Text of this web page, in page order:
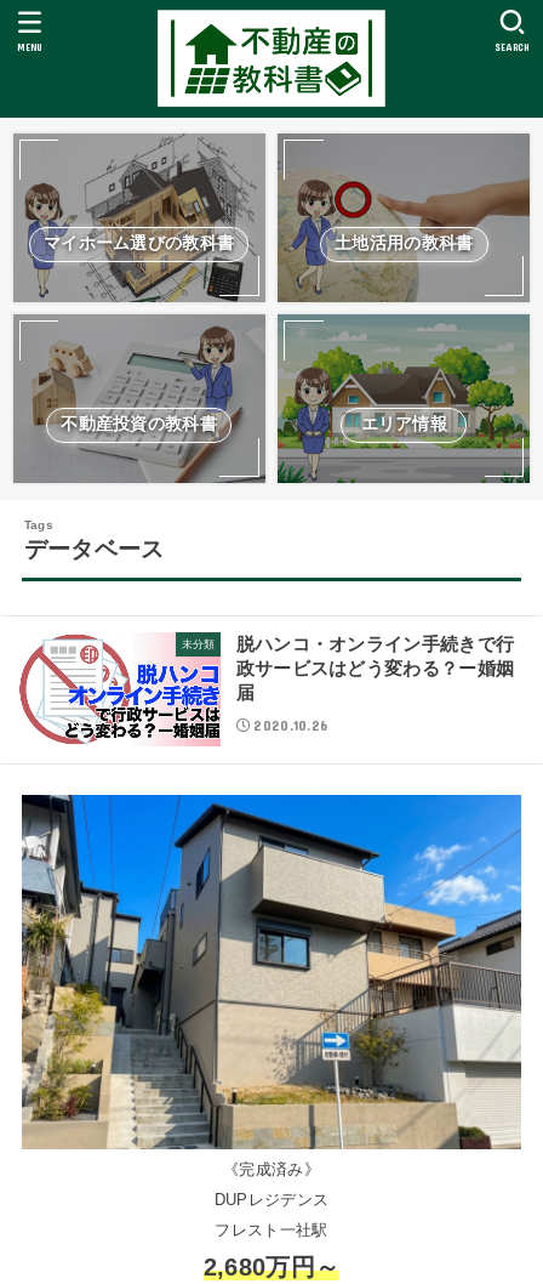
SEARCH
MENU
マイホーム選びの教科書 土地活用の教科書
不動産投資の教科書 エリア情報
データベース
未分類
脱ハンコ・オンライン手続きで行
政サービスはどう変わる？ー婚姻
届
2020.10.26
《完成済み》
DUPレジデンス
フレスト一社駅
2,680万円～